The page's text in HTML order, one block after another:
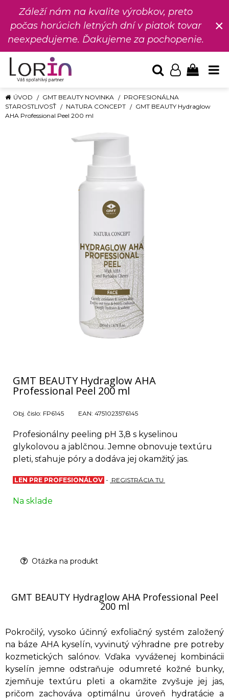
Záleží nám na kvalite výrobkov, preto
počas horúcich letných dní v piatok tovar
neexpedujeme. Ďakujeme za pochopenie.
×
ÚVOD GMT BEAUTY NOVINKA
PROFESIONÁLNA
STAROSTLIVOSŤ
NATURA CONCEPT
GMT BEAUTY Hydraglow
AHA Professional Peel 200 ml
GMT BEAUTY Hydraglow AHA
Professional Peel 200 ml
Obj. čislo: FP6145 EAN: 4751023576145
Profesionálny peeling pH 3,8 s kyselinou
glykolovou a jablčnou. Jemne obnovuje textúru
pleti, sťahuje póry a dodáva jej okamžitý jas.
LEN PRE PROFESIONÁLOV - REGISTRÁCIA TU
Na sklade
Otázka na produkt
GMT BEAUTY Hydraglow AHA Professional Peel
200 ml
Pokročilý, vysoko účinný exfoliačný systém založený
na báze AHA kyselín, vyvinutý výhradne pre potreby
kozmetických salónov. Vďaka vyváženej kombinácii
kyselín jemne odstraňuje odumreté kožné bunky,
zjemňuje textúru pleti a okamžite zvyšuje jej jas,
pričom zachováva optimálnu úroveň hydratácie a